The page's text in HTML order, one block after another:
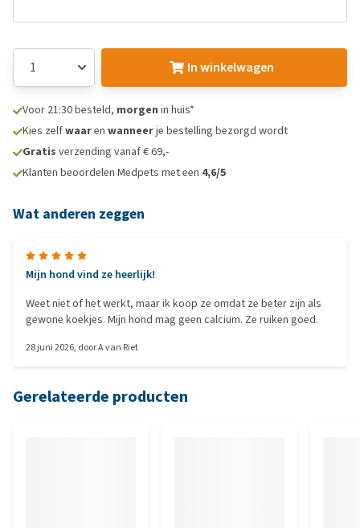
In winkelwagen
Voor 21:30 besteld, morgen in huis*
Kies zelfwaaren wanneerje bestelling bezorgd wordt
Gratis verzending vanaf € 69,-
Klanten beoordelen Medpets met een 4,6/5
Wat anderen zeggen
Mijn hond vind ze heerlijk!
Weet niet of het werkt, maar ik koop ze omdat ze beter zijn als
gewone koekjes. Mijn hond mag geen calcium. Ze ruiken goed.
28 juni 2026, doorA van Riet
Gerelateerde producten